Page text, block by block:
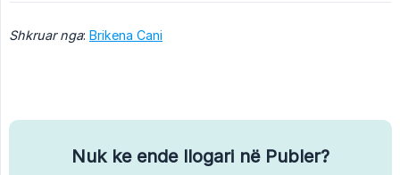
Shkruar nga: Brikena Cani
Nuk ke ende llogari në Publer?